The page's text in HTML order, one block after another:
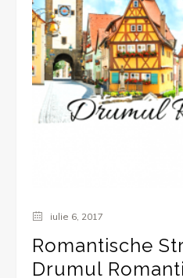
iulie 6, 2017
Romantische
Drumul